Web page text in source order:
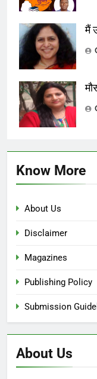
मैं
Know More
About Us
Disclaimer
Magazines
Publishing Policy
Submission
About Us